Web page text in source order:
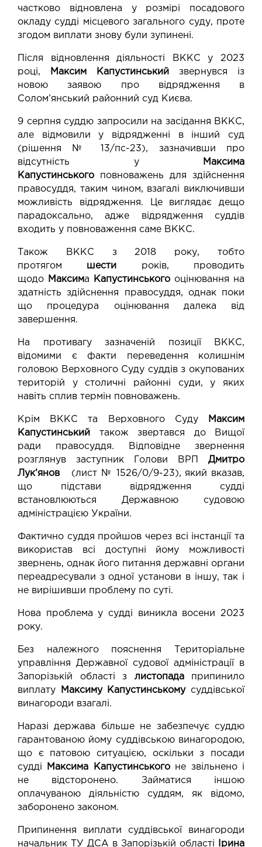
частково відновлена у розмірі посадового
окладу судді місцевого загального суду, проте
згодом виплати знову були зупинені.
Після відновлення діяльності ВККС у 2023
році,
Максим Капустинський звернувся із
новою заявою про відрядження в
Солом’янський районний суд Києва.
9 серпня суддю запросили на засідання ВККС,
але відмовили у відрядженні в інший суд
(рішення № 13/пс-23), зазначивши про
відсутність у
Максима
Капустинського повноважень для здійснення
правосуддя, таким чином, взагалі виключивши
можливість відрядження. Це виглядає дещо
парадоксально, адже відрядження суддів
входить у повноваження саме ВККС.
Також ВККС з 2018 року, тобто
протягом шести років, проводить
щодо Максима Капустинського оцінювання на
здатність здійснення правосуддя, однак поки
що процедура оцінювання далека від
завершення.
На противагу зазначеній позиції ВККС,
відомими є факти переведення колишнім
головою Верховного Суду суддів з окупованих
територій у столичні районні суди, у яких
навіть сплив термін повноважень.
Крім ВККС та Верховного Суду
Максим
Капустинський також звертався до Вищої
ради правосуддя. Відповідне звернення
розглянув заступник Голови ВРП Дмитро
Лук’янов(лист № 1526/0/9-23), який вказав,
що підстави відрядження судді
встановлюються Державною судовою
адміністрацією України.
Фактично суддя пройшов через всі інстанції та
використав всі доступні йому можливості
звернень, однак його питання державні органи
переадресували з одної установи в іншу, так і
не вирішивши проблему по суті.
Нова проблема у судді виникла восени 2023
року.
Без належного пояснення Територіальне
управління Державної судової адміністрації в
Запорізькій області з листопадаприпинило
виплату
Максиму Капустинськомусуддівської
винагороди взагалі.
Наразі держава більше не забезпечує суддю
гарантованою йому суддівською винагородою,
що є патовою ситуацією, оскільки з посади
судді
Максима Капустинськогоне звільнено і
не відсторонено. Займатися іншою
оплачуваною діяльністю суддям, як відомо,
заборонено законом.
Припинення виплати суддівської винагороди
начальник ТУ ДСА в Запорізькій області
Ірина